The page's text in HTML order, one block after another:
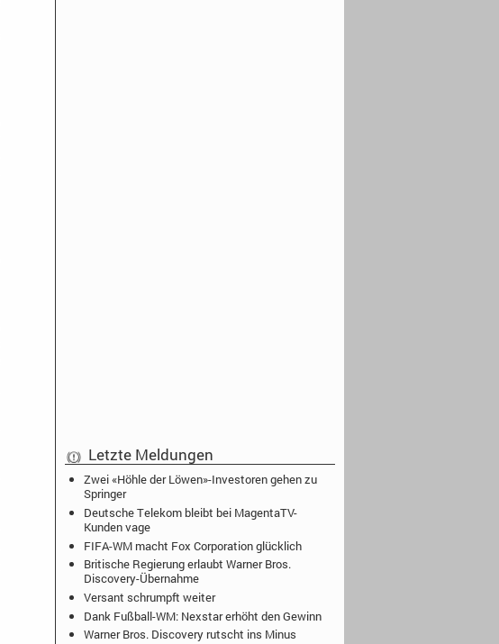
Letzte Meldungen
Zwei «Höhle der Löwen»-Investoren gehen zu
Springer
Deutsche Telekom bleibt bei MagentaTV-
Kunden vage
FIFA-WM macht Fox Corporation glücklich
Britische Regierung erlaubt Warner Bros.
Discovery-Übernahme
Versant schrumpft weiter
Dank Fußball-WM: Nexstar erhöht den Gewinn
Warner Bros. Discovery rutscht ins Minus